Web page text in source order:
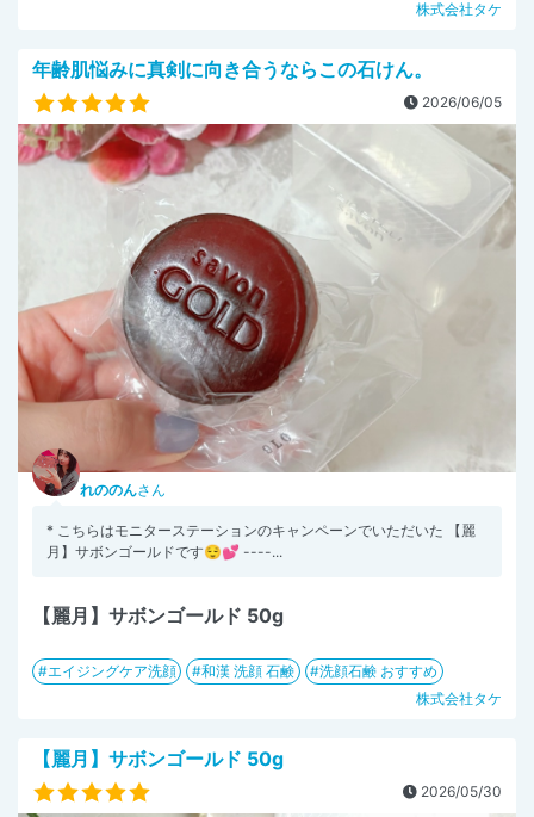
株式会社タケ
年齢肌悩みに真剣に向き合うならこの石けん。
2026/06/05
れののんさん
* こちらはモニターステーションのキャンペーンでいただいた 【麗
月】サボンゴールドです😌💕 ----...
【麗月】サボンゴールド 50g
エイジングケア洗顔 和漢 洗顔 石鹸
洗顔石鹸 おすすめ
株式会社タケ
【麗月】サボンゴールド 50g
2026/05/30